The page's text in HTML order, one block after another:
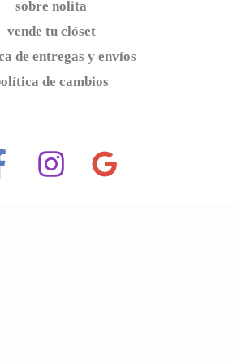
sobre nolita
vende tu clóset
de entregas y envíos
de cambios